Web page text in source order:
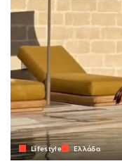
Lifestyle Ελλάδα